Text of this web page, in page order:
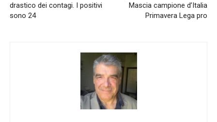
drastico dei contagi. I positivi
sono 24
Mascia campione d’Italia
Primavera Lega pro